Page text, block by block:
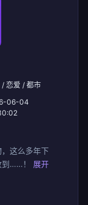
/ 恋爱 / 都市
06-04
这么多年下
到……！ 展开